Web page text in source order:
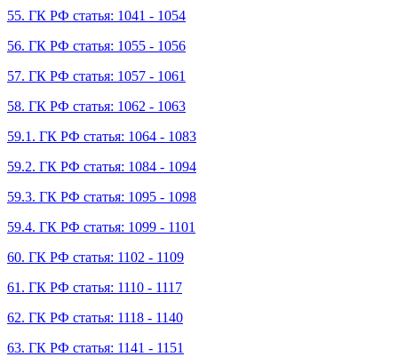
55. ГК РФ статья: 1041 - 1054
56. ГК РФ статья: 1055 - 1056
57. ГК РФ статья: 1057 - 1061
58. ГК РФ статья: 1062 - 1063
59.1. ГК РФ статья: 1064 - 1083
59.2. ГК РФ статья: 1084 - 1094
59.3. ГК РФ статья: 1095 - 1098
59.4. ГК РФ статья: 1099 - 1101
60. ГК РФ статья: 1102 - 1109
61. ГК РФ статья: 1110 - 1117
62. ГК РФ статья: 1118 - 1140
63. ГК РФ статья: 1141 - 1151